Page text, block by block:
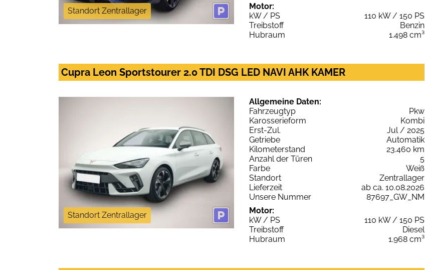
Standort Zentrallager
Motor:
kW / PS
110 kW / 150 PS
Treibstoff
Benzin
Hubraum
1.498 cm³
Cupra Leon Sportstourer 2.0 TDI DSG LED NAVI AHK KAMER
Standort Zentrallager
Allgemeine Daten:
Fahrzeugtyp
Pkw
Karosserieform
Kombi
Erst-Zul.
Jul / 2025
Getriebe
Automatik
Kilometerstand
23.460 km
Anzahl der Türen
5
Farbe
Weiß
Standort
Zentrallager
Lieferzeit
ab ca. 10.08.2026
Unsere Nummer
87697_GW_NM
Motor:
kW / PS
110 kW / 150 PS
Treibstoff
Diesel
Hubraum
1.968 cm³